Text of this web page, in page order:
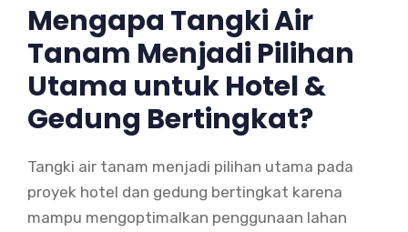
Mengapa Tangki Air
Tanam Menjadi Pilihan
Utama untuk Hotel &
Gedung Bertingkat?
Tangki air tanam menjadi pilihan utama pada
proyek hotel dan gedung bertingkat karena
mampu mengoptimalkan penggunaan lahan